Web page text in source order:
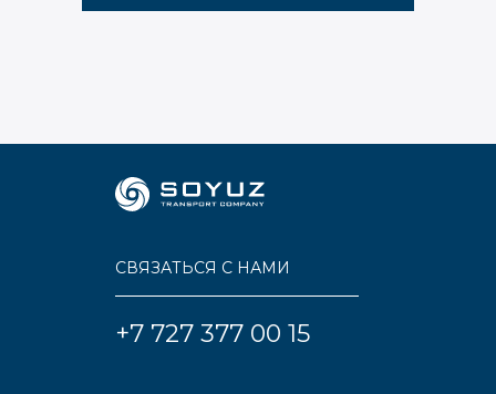
СВЯЗАТЬСЯ С НАМИ
+7 727 377 00 15